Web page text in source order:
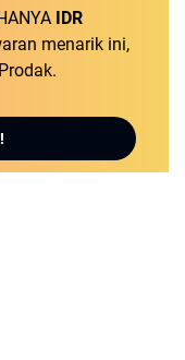
IDR
menarik ini,